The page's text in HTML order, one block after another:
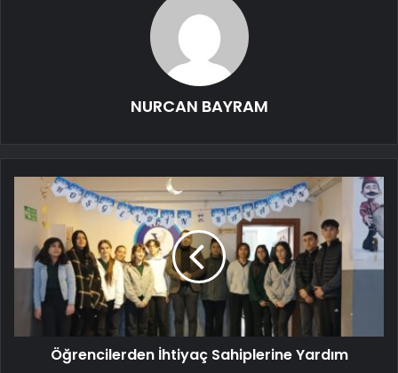
NURCAN BAYRAM
Öğrencilerden İhtiyaç Sahiplerine Yardım